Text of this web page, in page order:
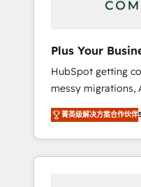
500+ HubSpot
Google AI Overviews. HubSpot Impact
- Customer First
Integrations
Award - Platform
HubSpot Impact
40+ full-time HubSpot
certifications and
Plus Your
Europe
HubSpot getting
messy migrations,
organise that
put HubSpot to work... Welcome
Profile! We help with: • CRM
reports, workflows,
菁英级解决方案合作伙伴